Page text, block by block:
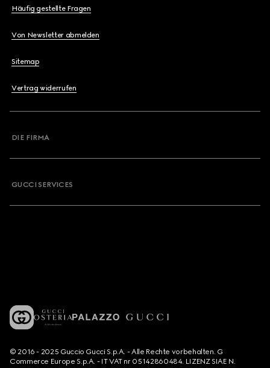
Häufig gestellte Fragen
Von Newsletter abmelden
Sitemap
Vertrag widerrufen
DIE FIRMA
GUCCI SERVICES
© 2016 - 2025 Guccio Gucci S.p.A. - Alle Rechte vorbehalten. G
Commerce Europe S.p.A. - IT VAT nr 05142860484. LIZENZ SIAE N.